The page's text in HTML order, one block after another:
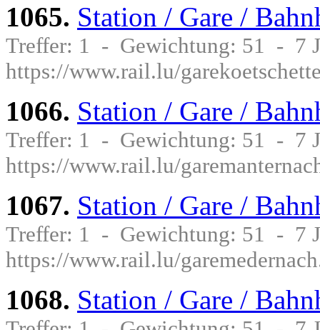
1065. Station / Gare /
Treffer: 1 - Gewichtung: 51 - 7
https://www.rail.lu/
1066. Station / Gare /
Treffer: 1 - Gewichtung: 51 - 7
https://www.rail.lu/
1067. Station / Gare /
Treffer: 1 - Gewichtung: 51 - 7
https://www.rail.lu/
1068. Station / Gare /